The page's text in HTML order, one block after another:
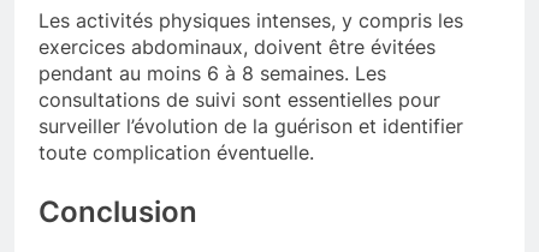
Les activités physiques intenses, y compris les
exercices abdominaux, doivent être évitées
pendant au moins 6 à 8 semaines. Les
consultations de suivi sont essentielles pour
surveiller l’évolution de la guérison et identifier
toute complication éventuelle.
Conclusion